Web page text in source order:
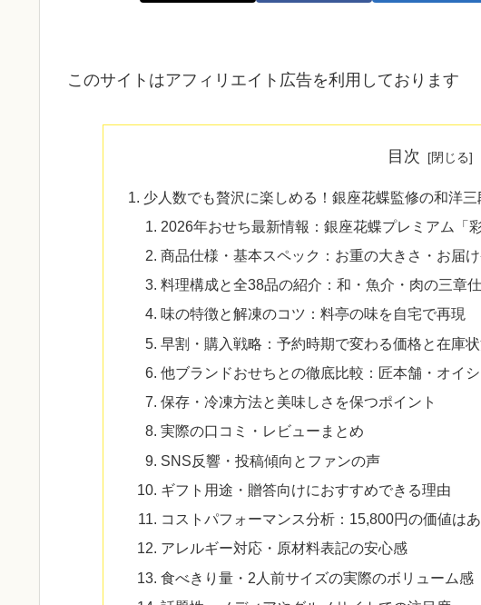
このサイトはアフィリエイト広告を利用しております
目次
少人数でも贅沢に楽しめる！銀座花蝶監修の和洋三
2026年おせち最新情報：銀座花蝶プレミアム「
商品仕様・基本スペック：お重の大きさ・お届
料理構成と全38品の紹介：和・魚介・肉の三章
味の特徴と解凍のコツ：料亭の味を自宅で再現
早割・購入戦略：予約時期で変わる価格と在庫
他ブランドおせちとの徹底比較：匠本舗・オイ
保存・冷凍方法と美味しさを保つポイント
実際の口コミ・レビューまとめ
SNS反響・投稿傾向とファンの声
ギフト用途・贈答向けにおすすめできる理由
コストパフォーマンス分析：15,800円の価値は
アレルギー対応・原材料表記の安心感
食べきり量・2人前サイズの実際のボリューム感